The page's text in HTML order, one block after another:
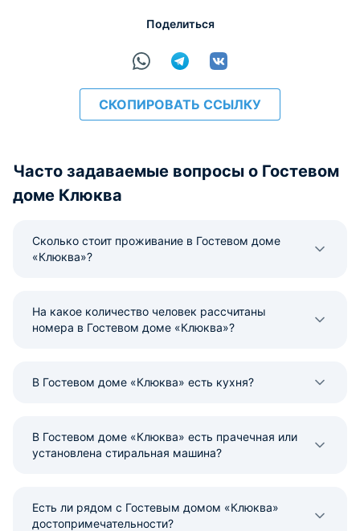
Поделиться
СКОПИРОВАТЬ ССЫЛКУ
Часто задаваемые вопросы о Гостевом
доме Клюква
Сколько стоит проживание в Гостевом доме
«Клюква»?
На какое количество человек рассчитаны
номера в Гостевом доме «Клюква»?
В Гостевом доме «Клюква» есть кухня?
В Гостевом доме «Клюква» есть прачечная или
установлена стиральная машина?
Есть ли рядом с Гостевым домом «Клюква»
достопримечательности?